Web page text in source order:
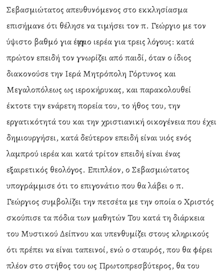
Σεβασμιώτατος απευθυνόμενος στο εκκλησίασμα
επισήμανε ότι θέλησε να τιμήσει τον π. Γεώργιο με τον
ύψιστο βαθμό για έγγαμο ιερέα για τρεις λόγους: κατά
πρώτον επειδή τον γνωρίζει από παιδί, όταν ο ίδιος
διακονούσε την Ιερά Μητρόπολη Γόρτυνος και
Μεγαλοπόλεως ως ιεροκήρυκας, και παρακολουθεί
έκτοτε την ενάρετη πορεία του, το ήθος του, την
εργατικότητά του και την χριστιανική οικογένεια που έχει
δημιουργήσει, κατά δεύτερον επειδή είναι υιός ενός
λαμπρού ιερέα και κατά τρίτον επειδή είναι ένας
εξαιρετικός θεολόγος. Επιπλέον, ο Σεβασμιώτατος
υπογράμμισε ότι το επιγονάτιο που θα λάβει ο π.
Γεώργιος συμβολίζει την πετσέτα με την οποία ο Χριστός
σκούπισε τα πόδια των μαθητών Του κατά τη διάρκεια
του Μυστικού Δείπνου και υπενθυμίζει στους κληρικούς
ότι πρέπει να είναι ταπεινοί, ενώ ο σταυρός, που θα φέρει
πλέον στο στήθος του ως Πρωτοπρεσβύτερος, θα του